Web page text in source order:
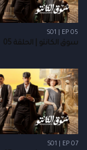
S01 | EP 05
سوق الكانتو | الحلقة 05
S01 | EP 07